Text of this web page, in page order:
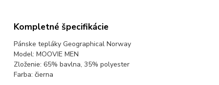
Kompletné špecifikácie
Pánske tepláky Geographical Norway
Model: MOOVIE MEN
Zloženie: 65% bavlna, 35% polyester
Farba: čierna